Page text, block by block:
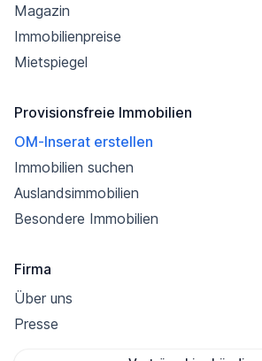
Magazin
Immobilienpreise
Mietspiegel
Provisionsfreie Immobilien
OM-Inserat erstellen
Immobilien suchen
Auslandsimmobilien
Besondere Immobilien
Firma
Über uns
Presse